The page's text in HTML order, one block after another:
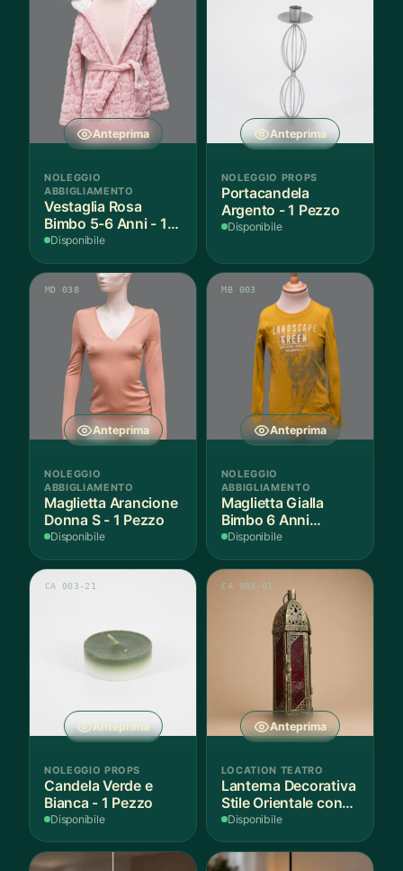
Anteprima
NOLEGGIO
ABBIGLIAMENTO
Vestaglia Rosa
Bimbo 5-6 Anni - 1
Pezzo
Disponibile
Anteprima
NOLEGGIO PROPS
Portacandela
Argento - 1 Pezzo
Disponibile
Anteprima
MD 038
NOLEGGIO
ABBIGLIAMENTO
Maglietta Arancione
Donna S - 1 Pezzo
Disponibile
Anteprima
MB 003
NOLEGGIO
ABBIGLIAMENTO
Maglietta Gialla
Bimbo 6 Anni
Cotone - 1 Pezzo
Disponibile
Anteprima
CA 003-21
NOLEGGIO PROPS
Candela Verde e
Bianca - 1 Pezzo
Disponibile
Anteprima
CA 003-01
LOCATION TEATRO
Lanterna Decorativa
Stile Orientale con
Vetri Rossi
Disponibile